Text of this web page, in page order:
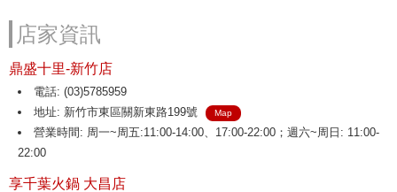
店家資訊
鼎盛十里-新竹店
電話: (03)5785959
地址: 新竹市東區關新東路199號
Map
營業時間: 周一~周五:11:00-14:00、17:00-22:00；週六~周日: 11:00-
22:00
享千葉火鍋 大昌店